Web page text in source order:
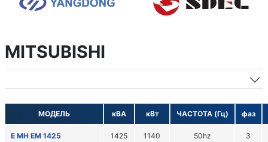
MITSUBISHI
МОДЕЛЬ кВА кВт ЧАСТОТА (Гц) фаз
E MH EM 1425 1425 1140 50hz 3